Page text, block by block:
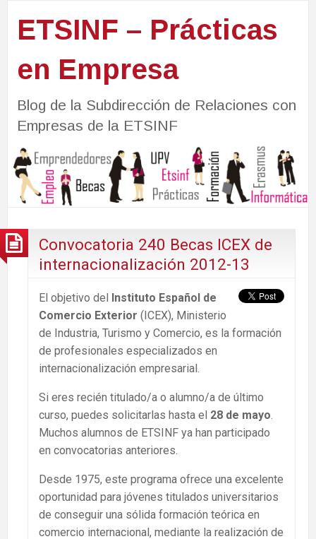
ETSINF – Prácticas
en Empresa
Blog de la Subdirección de Relaciones con
Empresas de la ETSINF
Convocatoria 240 Becas ICEX de
internacionalización 2012-13
El objetivo del Instituto Español de
Comercio Exterior (ICEX), Ministerio
de Industria, Turismo y Comercio, es la formación
de profesionales especializados en
internacionalización empresarial.
Si eres recién titulado/a o alumno/a de último
curso, puedes solicitarlas hasta el 28 de mayo
Muchos alumnos de ETSINF ya han participado
en convocatorias anteriores.
Desde 1975, este programa ofrece una excelente
oportunidad para jóvenes titulados universitarios
de conseguir una sólida formación teórica en
comercio internacional, mediante la realización de